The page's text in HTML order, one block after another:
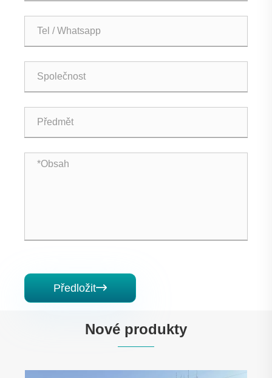
Předložit
Nové produkty